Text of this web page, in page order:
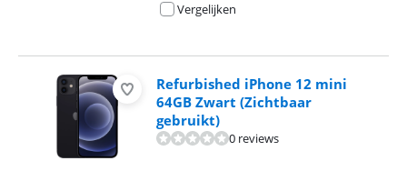
Vergelijken
Refurbished iPhone 12 mini
64GB Zwart (Zichtbaar
gebruikt)
0 reviews